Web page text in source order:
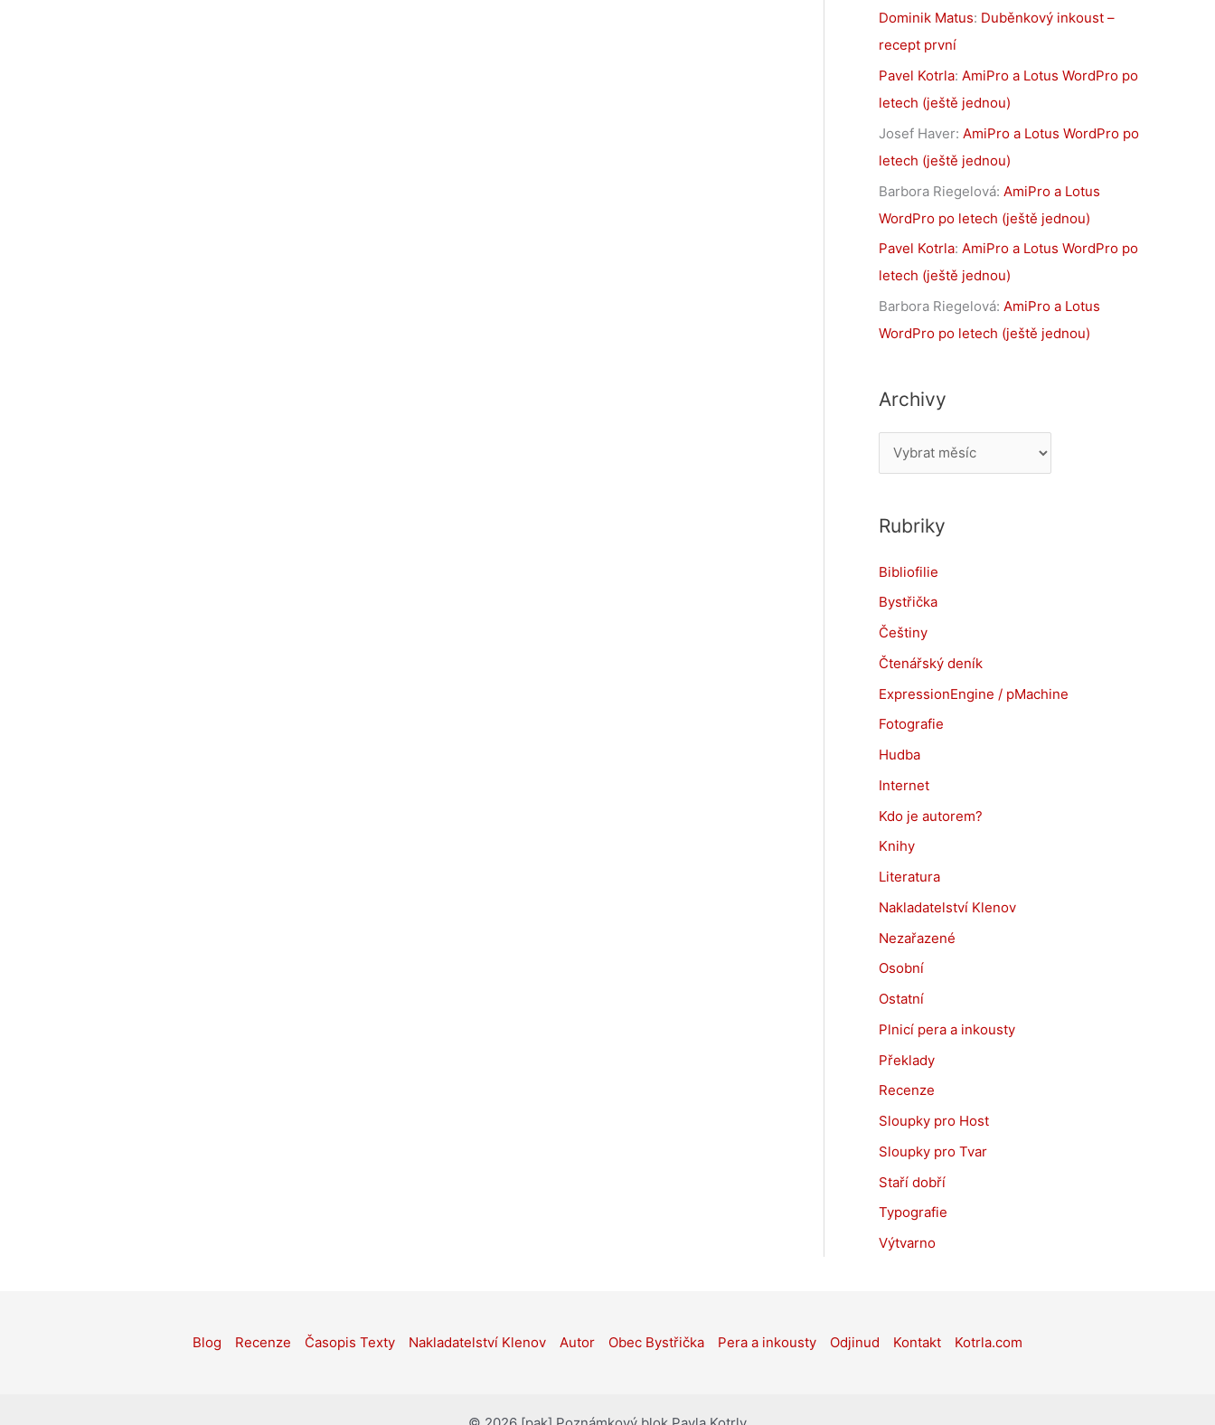
Dominik Matus: Duběnkový inkoust –
recept první
Pavel Kotrla: AmiPro a Lotus WordPro po
letech (ještě jednou)
Josef Haver: AmiPro a Lotus WordPro po
letech (ještě jednou)
Barbora Riegelová: AmiPro a Lotus
WordPro po letech (ještě jednou)
Pavel Kotrla: AmiPro a Lotus WordPro po
letech (ještě jednou)
Barbora Riegelová: AmiPro a Lotus
WordPro po letech (ještě jednou)
Archivy
r
h
v
y
Rubriky
Bibliofilie
Bystřička
Češtiny
Čtenářský deník
ExpressionEngine / pMachine
Fotografie
Hudba
Internet
Kdo je autorem?
Knihy
Literatura
Nakladatelství Klenov
Nezařazené
Osobní
Ostatní
Plnicí pera a inkousty
Překlady
Recenze
Sloupky pro Host
Sloupky pro Tvar
Staří dobří
Typografie
Výtvarno
Blog Recenze Časopis Texty Nakladatelství Klenov Autor Obec Bystřička Pera a inkousty Odjinud Kontakt Kotrla.com